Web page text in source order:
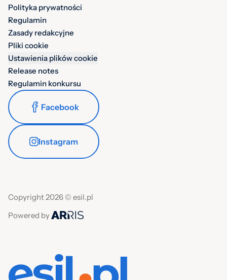
Polityka prywatności
Regulamin
Zasady redakcyjne
Pliki cookie
Ustawienia plików cookie
Release notes
Regulamin konkursu
Facebook
Instagram
Copyright 2026 © esil.pl
Powered by